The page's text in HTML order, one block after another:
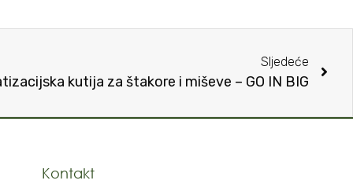
Sljedeće
kutija za štakore i miševe – GO IN BIG
Kontakt